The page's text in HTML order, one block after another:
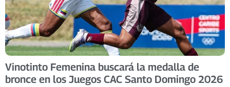
Vinotinto Femenina buscará la medalla de
bronce en los Juegos CAC Santo Domingo 2026